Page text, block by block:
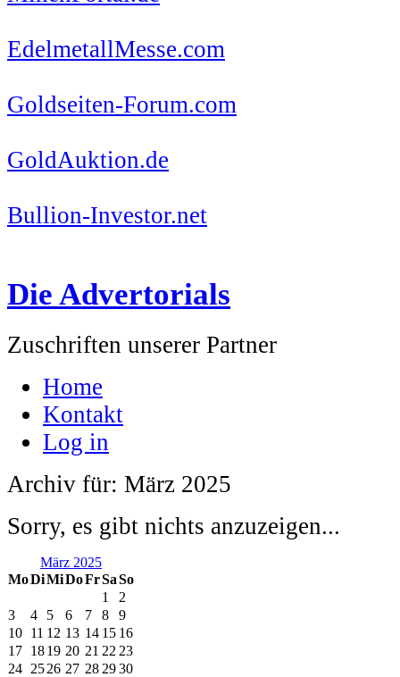
EdelmetallMesse.com
Goldseiten-Forum.com
GoldAuktion.de
Bullion-Investor.net
Die Advertorials
Zuschriften unserer Partner
Home
Kontakt
Log in
Archiv für: März 2025
Sorry, es gibt nichts anzuzeigen...
März 2025
MoDiMiDoFrSaSo
1
2
3
4 5 6 7 8
9
10 11 12 13 14 15 16
17 1819 20 21 22 23
24 2526 27 28 2930